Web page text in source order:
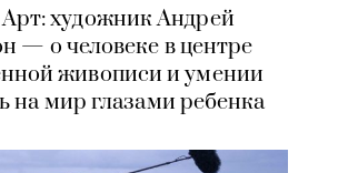
Арт: художник Андрей
— о человеке в центре
живописи и умении
на мир глазами ребенка